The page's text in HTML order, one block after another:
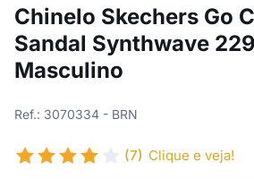
Chinelo Skechers Go
Sandal Synthwave
Masculino
Ref.: 3070334 - BRN
(7) Clique e veja!